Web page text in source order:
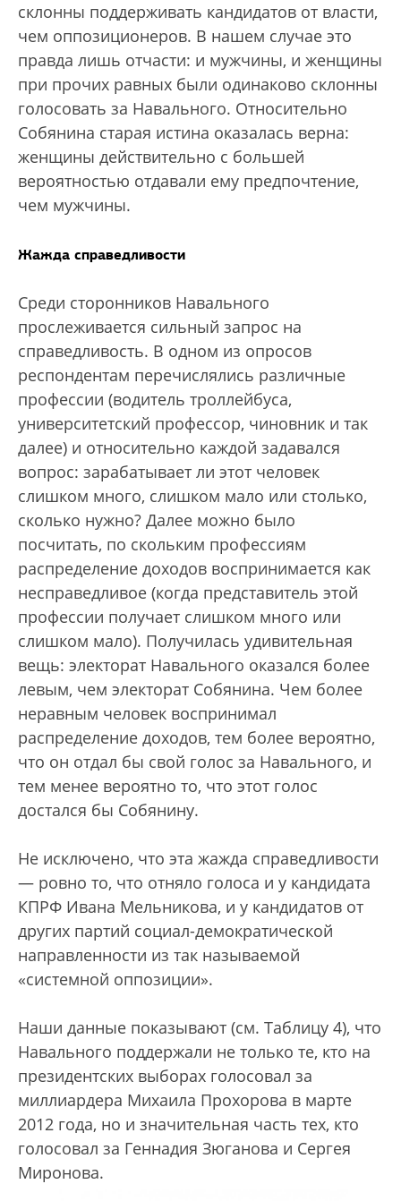
склонны поддерживать кандидатов от власти,
чем оппозиционеров. В нашем случае это
правда лишь отчасти: и мужчины, и женщины
при прочих равных были одинаково склонны
голосовать за Навального. Относительно
Собянина старая истина оказалась верна:
женщины действительно с большей
вероятностью отдавали ему предпочтение,
чем мужчины.
Жажда справедливости
Среди сторонников Навального
прослеживается сильный запрос на
справедливость. В одном из опросов
респондентам перечислялись различные
профессии (водитель троллейбуса,
университетский профессор, чиновник и так
далее) и относительно каждой задавался
вопрос: зарабатывает ли этот человек
слишком много, слишком мало или столько,
сколько нужно? Далее можно было
посчитать, по скольким профессиям
распределение доходов воспринимается как
несправедливое (когда представитель этой
профессии получает слишком много или
слишком мало). Получилась удивительная
вещь: электорат Навального оказался более
левым, чем электорат Собянина. Чем более
неравным человек воспринимал
распределение доходов, тем более вероятно,
что он отдал бы свой голос за Навального, и
тем менее вероятно то, что этот голос
достался бы Собянину.
Не исключено, что эта жажда справедливости
— ровно то, что отняло голоса и у кандидата
КПРФ Ивана Мельникова, и у кандидатов от
других партий социал-демократической
направленности из так называемой
«системной оппозиции».
Наши данные показывают (см. Таблицу 4), что
Навального поддержали не только те, кто на
президентских выборах голосовал за
миллиардера Михаила Прохорова в марте
2012 года, но и значительная часть тех, кто
голосовал за Геннадия Зюганова и Сергея
Миронова.